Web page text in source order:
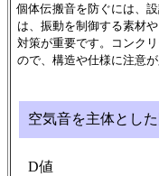
個体伝搬音を防ぐには、
は、振動を制御する素材
対策が重要です。コンク
ので、構造や仕様に注意が
空気音を主体とし
D値